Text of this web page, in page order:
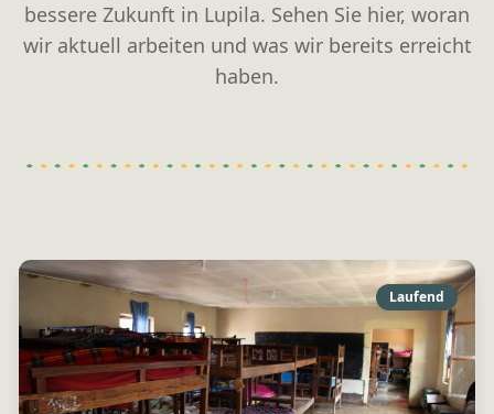
bessere Zukunft in Lupila. Sehen Sie hier, woran
wir aktuell arbeiten und was wir bereits erreicht
haben.
Laufend